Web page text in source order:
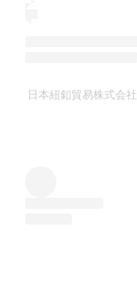
日本紐釦貿易株式会